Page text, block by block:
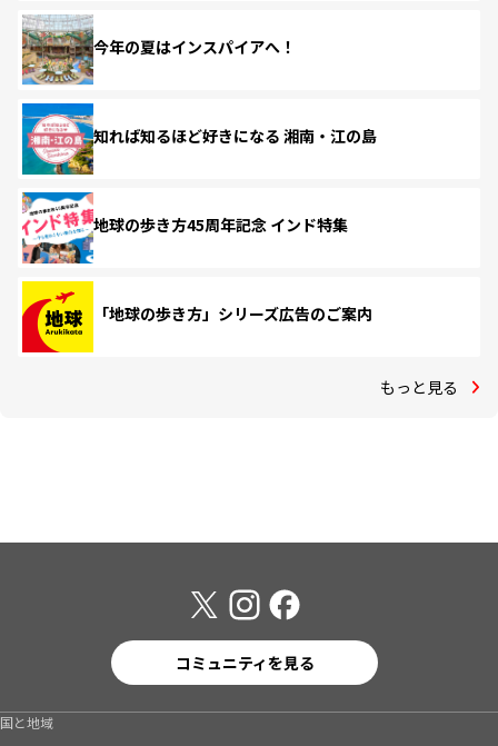
今年の夏はインスパイアへ！
知れば知るほど好きになる 湘南・江の島
地球の歩き方45周年記念 インド特集
「地球の歩き方」シリーズ広告のご案内
もっと見る
コミュニティを見る
国と地域